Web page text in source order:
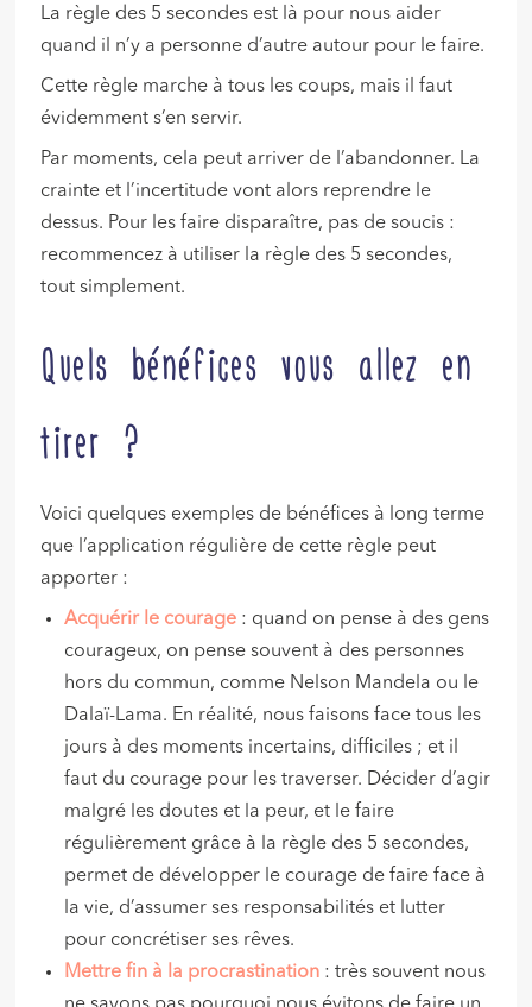
La règle des 5 secondes est là pour nous aider
quand il n’y a personne d’autre autour pour le faire.
Cette règle marche à tous les coups, mais il faut
évidemment s’en servir.
Par moments, cela peut arriver de l’abandonner. La
crainte et l’incertitude vont alors reprendre le
dessus. Pour les faire disparaître, pas de soucis :
recommencez à utiliser la règle des 5 secondes,
tout simplement.
Quels bénéfices vous allez en
tirer ?
Voici quelques exemples de bénéfices à long terme
que l’application régulière de cette règle peut
apporter :
Acquérir le courage : quand on pense à des gens
courageux, on pense souvent à des personnes
hors du commun, comme Nelson Mandela ou le
Dalaï-Lama. En réalité, nous faisons face tous les
jours à des moments incertains, difficiles ; et il
faut du courage pour les traverser. Décider d’agir
malgré les doutes et la peur, et le faire
régulièrement grâce à la règle des 5 secondes,
permet de développer le courage de faire face à
la vie, d’assumer ses responsabilités et lutter
pour concrétiser ses rêves.
Mettre fin à la procrastination : très souvent nous